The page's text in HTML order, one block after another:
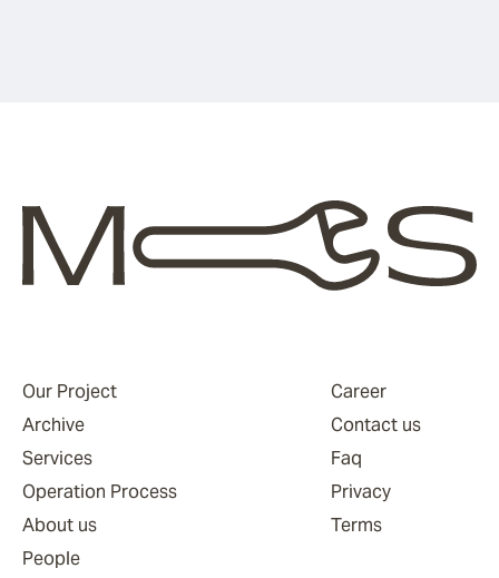
Our Project
Archive
Services
Operation Process
About us
People
Career
Contact us
Faq
Privacy
Terms